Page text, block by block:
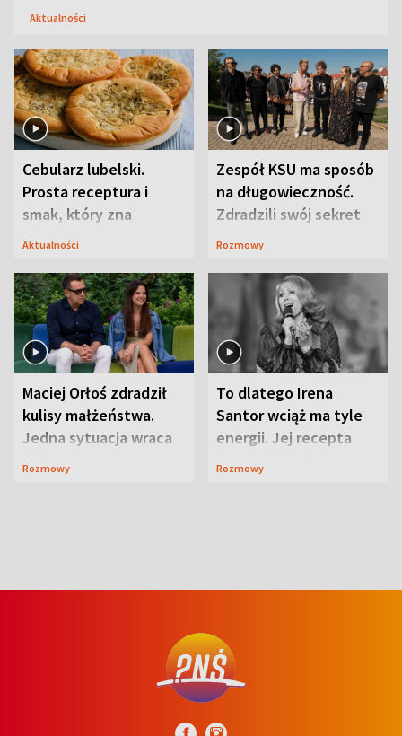
Aktualności
Cebularz lubelski.
Prosta receptura i
smak, który zna
Lubelszczyzna
Aktualności
Zespół KSU ma sposób
na długowieczność.
Zdradzili swój sekret
Rozmowy
Maciej Orłoś zdradził
kulisy małżeństwa.
Jedna sytuacja wraca
jak bumerang
Rozmowy
To dlatego Irena
Santor wciąż ma tyle
energii. Jej recepta
jest zaskakująco
Rozmowy